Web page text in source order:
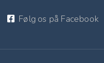
Følg os på Facebook